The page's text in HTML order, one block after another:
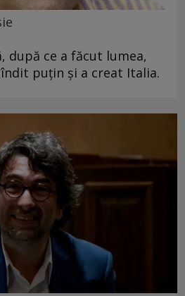
după ce a făcut lumea,
puțin și a creat Italia.